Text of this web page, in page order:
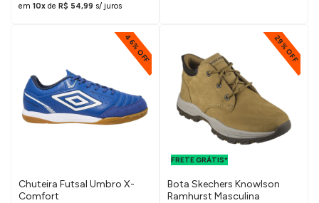
em 10x de R$ 54,99 s/ juros
46% OFF
Chuteira Futsal Umbro X-
Comfort
29% OFF
FRETE GRÁTIS*
FRETE GRÁTIS
Bota Skechers Knowlson
Ramhurst Masculina